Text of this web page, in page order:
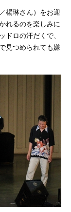
楊琳さん）をお迎
れるのを楽しみに
ドロの汗だくで、
見つめられても嫌